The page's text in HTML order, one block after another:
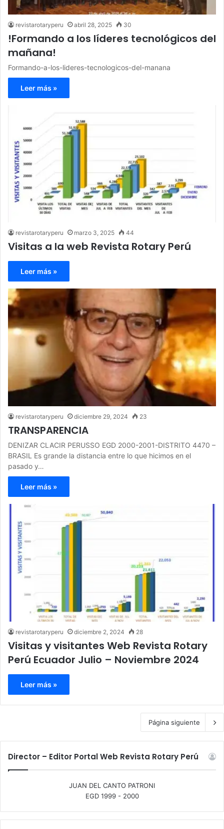
revistarotaryperu abril 28, 2025 30
!Formando a los líderes tecnológicos del
mañana!
Formando-a-los-lideres-tecnologicos-del-manana
Leer más »
revistarotaryperu marzo 3, 2025 44
Visitas a la web Revista Rotary Perú
Leer más »
revistarotaryperu diciembre 29, 2024 23
TRANSPARENCIA
DENIZAR CLACIR PERUSSO EGD 2000-2001-DISTRITO 4470 –
BRASIL Es grande la distancia entre lo que hicimos en el
pasado y…
Leer más »
revistarotaryperu diciembre 2, 2024 28
Visitas y visitantes Web Revista Rotary
Perú Ecuador Julio – Noviembre 2024
Leer más »
Página siguiente
Director – Editor Portal Web Revista Rotary Perú
JUAN DEL CANTO PATRONI
EGD 1999 - 2000